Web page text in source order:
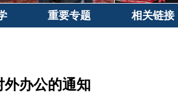
重要专题 相关链接
办公的通知